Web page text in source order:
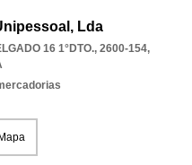
Lda
16 1°DTO., 2600-154,